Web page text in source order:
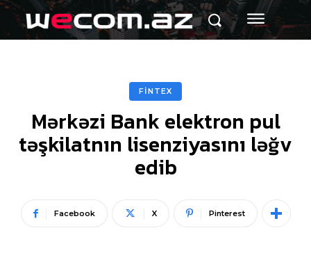
FİNTEX
Mərkəzi Bank elektron pul
təşkilatnın lisenziyasını ləğv
edib
Facebook X Pinterest